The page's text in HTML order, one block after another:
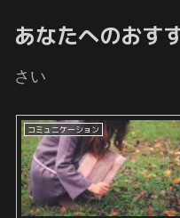
あなたへのおす
さい
コミュニケーション